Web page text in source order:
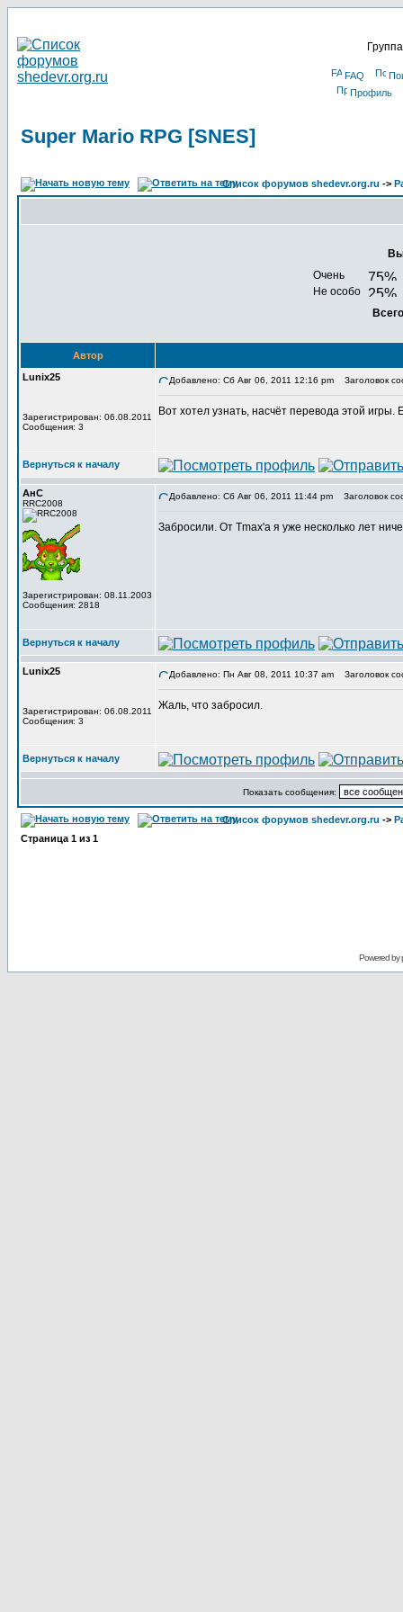
FAQ
Профиль
Super Mario RPG [SNES]
Список форумов shedevr.org.ru ->
Очень
Не особо
Автор
Lunix25
Зарегистрирован: 06.08.2011
Сообщения: 3
Добавлено: Сб Авг 06, 2011 12:16 pm Заголовок
Вот хотел узнать, насчёт перевода этой
Вернуться к началу
АнС
RRC2008
Зарегистрирован: 08.11.2003
Сообщения: 2818
Добавлено: Сб Авг 06, 2011 11:44 pm Заголовок
Забросили. От Tmax'а я уже несколько лет
Вернуться к началу
Lunix25
Зарегистрирован: 06.08.2011
Сообщения: 3
Добавлено: Пн Авг 08, 2011 10:37 am Заголовок
Жаль, что забросил.
Вернуться к началу
Показать сообщения:
Список форумов shedevr.org.ru ->
Страница 1 из 1
Powered by